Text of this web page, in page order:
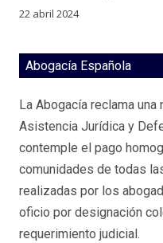
22 abril 2024
Abogacía Española
La Abogacía reclama una
Asistencia Jurídica y
contemple el pago
comunidades de todas
realizadas por los
oficio por designación
requerimiento judicial.